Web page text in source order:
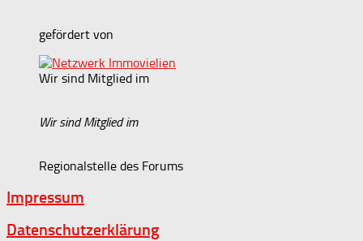
gefördert von
Wir sind Mitglied im
Wir sind Mitglied im
Regionalstelle des Forums
Impressum
Datenschutzerklärung